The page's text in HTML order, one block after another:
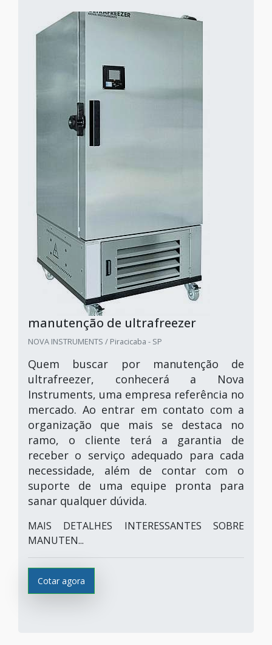
manutenção de ultrafreezer
NOVA INSTRUMENTS / Piracicaba - SP
Quem buscar por manutenção de
ultrafreezer, conhecerá a Nova
Instruments, uma empresa referência no
mercado. Ao entrar em contato com a
organização que mais se destaca no
ramo, o cliente terá a garantia de
receber o serviço adequado para cada
necessidade, além de contar com o
suporte de uma equipe pronta para
sanar qualquer dúvida.
MAIS DETALHES INTERESSANTES SOBRE
MANUTEN...
Cotar agora